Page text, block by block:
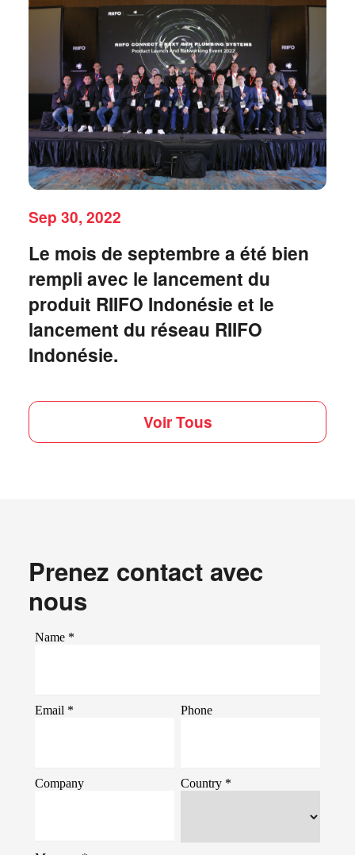
Sep 30, 2022
Le mois de septembre a été bien
rempli avec le lancement du
produit RIIFO Indonésie et le
lancement du réseau RIIFO
Indonésie.
Voir Tous
Prenez contact avec
nous